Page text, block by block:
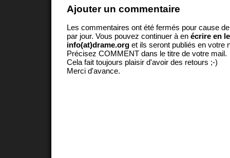
Ajouter un commentaire
Les commentaires ont été fermés pour cause
par jour. Vous pouvez continuer à en écrire en
info(at)drame.org et ils seront publiés en votre
Précisez COMMENT dans le titre de votre mail.
Cela fait toujours plaisir d'avoir des retours ;-)
Merci d'avance.